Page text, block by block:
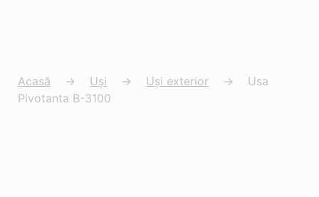
Acasă → Uși → Uși exterior →
Usa
Pivotanta B-3100